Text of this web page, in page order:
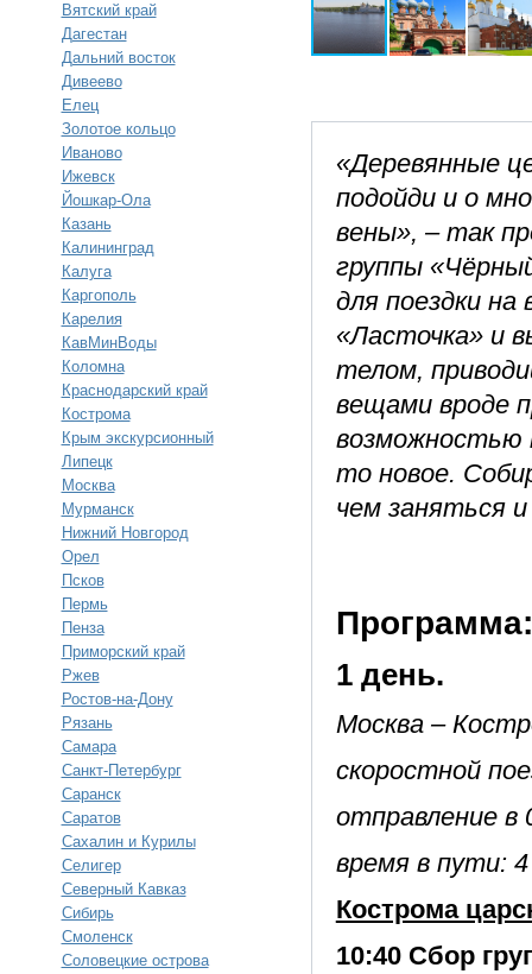
Вятский край
Дагестан
Дальний восток
Дивеево
Елец
Золотое кольцо
Иваново
Ижевск
Йошкар-Ола
Казань
Калининград
Калуга
Каргополь
Карелия
КавМинВоды
Коломна
Краснодарский край
Кострома
Крым экскурсионный
Липецк
Москва
Мурманск
Нижний Новгород
Орел
Псков
Пермь
Пенза
Приморский край
Ржев
Ростов-на-Дону
Рязань
Самара
Санкт-Петербург
Саранск
Саратов
Сахалин и Курилы
Селигер
Северный Кавказ
Сибирь
Смоленск
Соловецкие острова
«Деревянные
подойди и о
вены», – так
группы
для поездки на
«Ласточка» и
телом,
вещами вроде
возможностью
то новое.
чем заняться
Программа:
1 день.
Москва –
скоростной
отправление в
время в пути:
Кострома
10:40 Сбор